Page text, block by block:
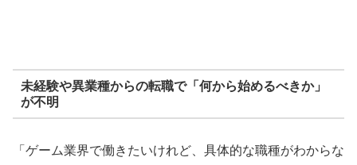
未経験や異業種からの転職で「何から始めるべきか」
が不明
「ゲーム業界で働きたいけれど、具体的な職種がわからな